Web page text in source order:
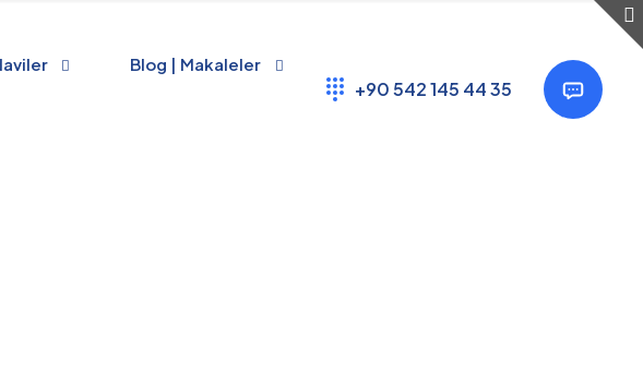
Blog | Makaleler
+90 542 145 44 35
Show all